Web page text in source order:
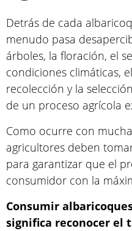
Detrás de cada
menudo pasa
árboles, la floración, el
condiciones climáticas,
recolección y la
de un proceso agrícola
Como ocurre con
agricultores deben
para garantizar que el
consumidor con la
Consumir
significa reconocer el